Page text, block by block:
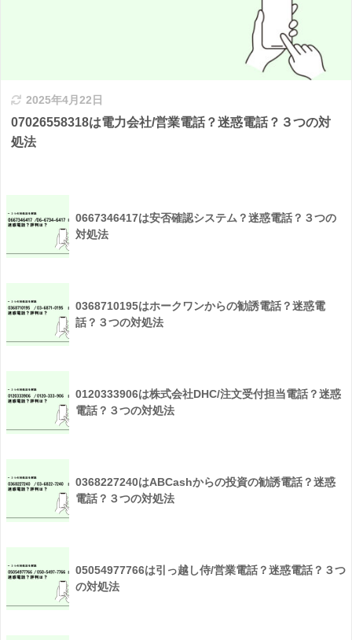
2025年4月22日
07026558318は電力会社/営業電話？迷惑電話？３つの対
処法
0667346417は安否確認システム？迷惑電話？３つの
対処法
0368710195はホークワンからの勧誘電話？迷惑電
話？３つの対処法
0120333906は株式会社DHC/注文受付担当電話？迷惑
電話？３つの対処法
0368227240はABCashからの投資の勧誘電話？迷惑
電話？３つの対処法
05054977766は引っ越し侍/営業電話？迷惑電話？３つ
の対処法